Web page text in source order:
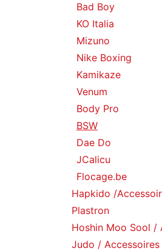
Bad Boy
KO Italia
Mizuno
Nike Boxing
Kamikaze
Venum
Body Pro
BSW
Dae Do
JCalicu
Flocage.be
Hapkido /
Plastron
Hoshin Moo Sool /
Judo / Accessoires